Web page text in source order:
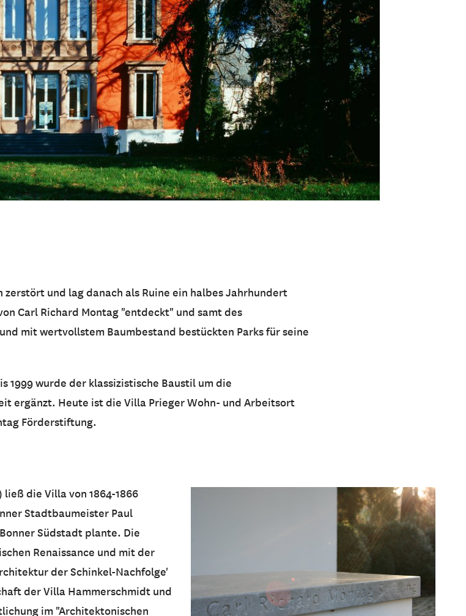
und lag danach als Ruine ein halbes Jahrhundert
Carl Richard Montag "entdeckt" und samt des
mit wertvollstem Baumbestand bestückten Parks für seine
1999 wurde der klassizistische Baustil um die
ergänzt. Heute ist die Villa Prieger Wohn- und Arbeitsort
Förderstiftung.
ließ die Villa von 1864-1866
Stadtbaumeister Paul
Südstadt plante. Die
Renaissance und mit der
der Schinkel-Nachfolge'
der Villa Hammerschmidt und
im "Architektonischen